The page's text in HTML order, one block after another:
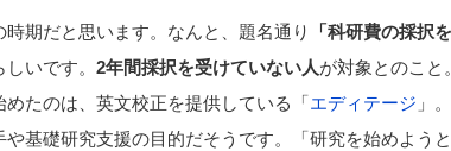
期だと思います。なんと、題名通り
「科研費の採択
いです。 2年間採択を受けていない人が対象とのこと
たのは、英文校正を提供している「エディテージ 」
基礎研究支援の目的だそうです。「研究を始めよう